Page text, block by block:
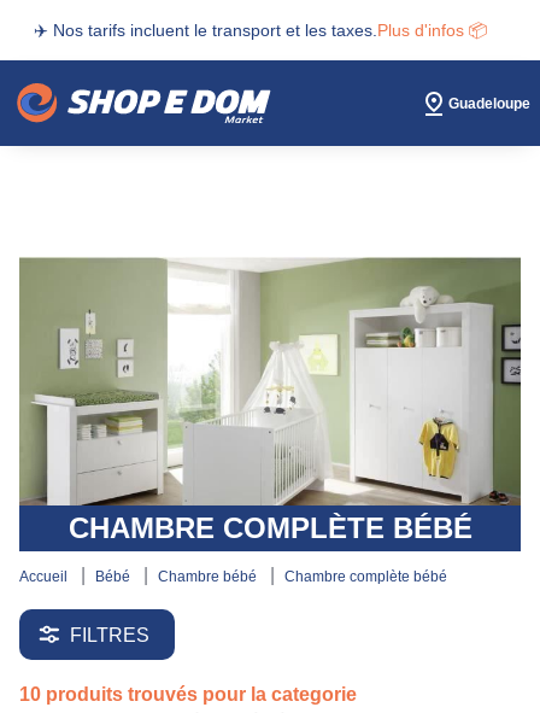
✈️ Nos tarifs incluent le transport et les taxes. Plus d'infos 📦
Guadeloupe
CHAMBRE COMPLÈTE BÉBÉ
accueil bébé chambre bébé chambre complète bébé
FILTRES
10 produits trouvés pour la categorie